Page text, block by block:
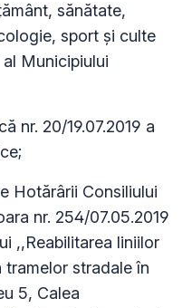
sănătate,
sport şi culte
Municipiului
nr. 20/19.07.2019 a
Hotărârii Consiliului
nr. 254/07.05.2019
,,Reabilitarea liniilor
tramelor stradale în
5, Calea